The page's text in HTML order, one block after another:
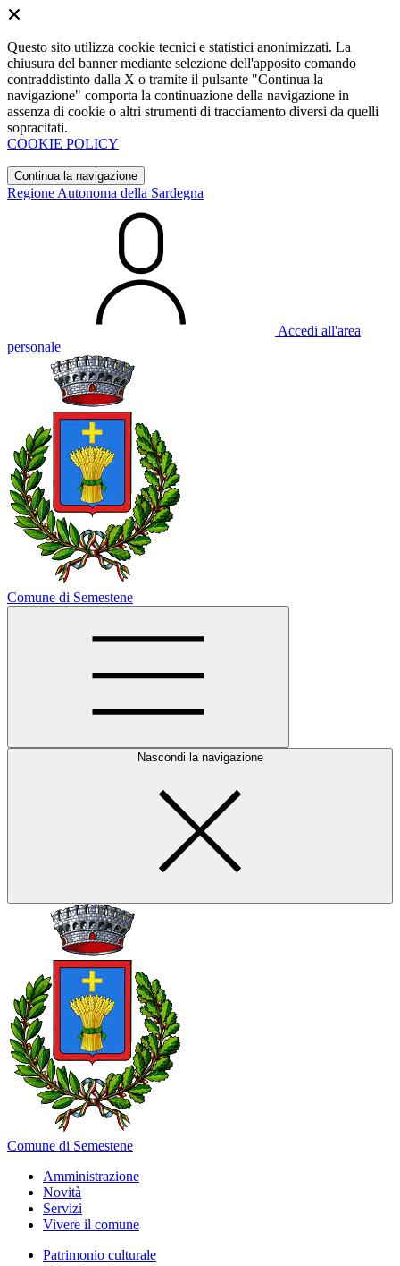
Questo sito utilizza cookie tecnici e statistici anonimizzati. La
chiusura del banner mediante selezione dell'apposito comando
contraddistinto dalla X o tramite il pulsante "Continua la
navigazione" comporta la continuazione della navigazione in
assenza di cookie o altri strumenti di tracciamento diversi da quelli
sopracitati.
COOKIE POLICY
Continua la navigazione
Regione Autonoma della Sardegna
Accedi all'area
personale
Comune di Semestene
Nascondi la navigazione
Comune di Semestene
Amministrazione
Novità
Servizi
Vivere il comune
Patrimonio culturale